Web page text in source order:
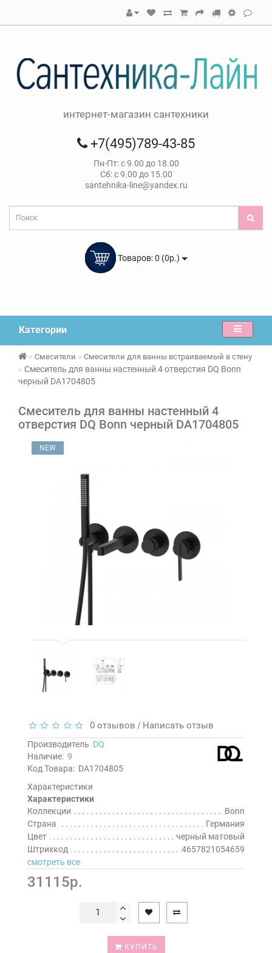
интернет-магазин сантехники
+7(495)789-43-85
Пн-Пт: с 9.00 до 18.00
Сб: с 9.00 до 15.00
santehnika-line@yandex.ru
Товаров: 0 (0р.)
Категории
Смесители Смесители для ванны встраиваемый в стену
Смеситель для ванны настенный 4 отверстия DQ Bonn
черный DA1704805
Смеситель для ванны настенный 4
отверстия DQ Bonn черный DA1704805
NEW
0 отзывов / Написать отзыв
Производитель DQ
Наличие: 9
Код Товара: DA1704805
Характеристики
Характеристики
Коллекции
Bonn
Страна
Германия
Цвет
черный матовый
Штрихкод
4657821054659
смотреть все
31115р.
КУПИТЬ